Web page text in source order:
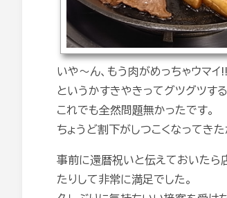
いや～ん、もう肉がめっちゃウマ
というかすきやきってグツグツす
これでも全然問題無かったです。
ちょうど割下がしつこくなってき
事前に還暦祝いと伝えておいたら
たりして非常に満足でした。